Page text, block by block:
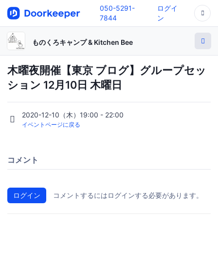
050-5291-
7844
ログイ
ン
ものくろキャンプ & Kitchen Bee
木曜夜開催【東京 ブログ】グループセッ
ション 12月10日 木曜日
2020-12-10（木）19:00 - 22:00
イベントページに戻る
コメント
ログイン コメントするにはログインする必要があります。